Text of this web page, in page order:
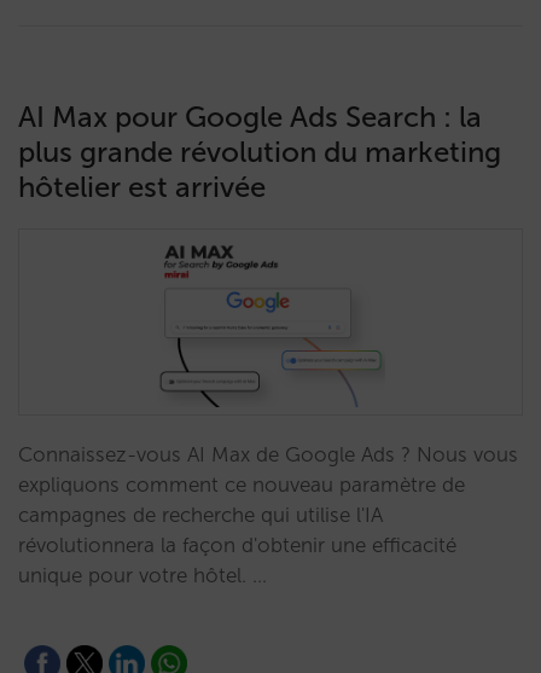
AI Max pour Google Ads Search : la
plus grande révolution du marketing
hôtelier est arrivée
Connaissez-vous AI Max de Google Ads ? Nous vous
expliquons comment ce nouveau paramètre de
campagnes de recherche qui utilise l'IA
révolutionnera la façon d'obtenir une efficacité
unique pour votre hôtel. …